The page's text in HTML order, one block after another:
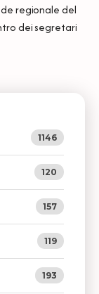
regionale del
dei segretari
1146
120
157
119
193